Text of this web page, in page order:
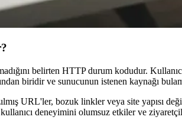
belirten HTTP durum kodudur.
biridir ve sunucunun istenen kaynağı
URL'ler, bozuk linkler veya site yapısı
deneyimini olumsuz etkiler ve